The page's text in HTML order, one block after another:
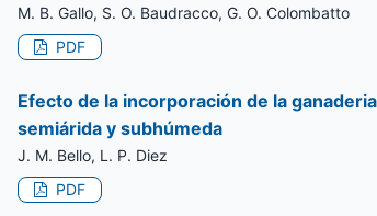
M. B. Gallo, S. O. Baudracco, G. O. Colombatto
PDF
Efecto de la incorporación de la
semiárida y subhúmeda
J. M. Bello, L. P. Diez
PDF